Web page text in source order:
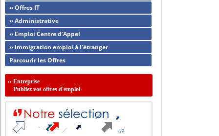
›› Offres IT
›› Administrative
›› Emploi Centre d'Appel
›› Immigration emploi à l'étranger
Parcourir les Offres
››Entreprise
Publiez vos offres d'emploi